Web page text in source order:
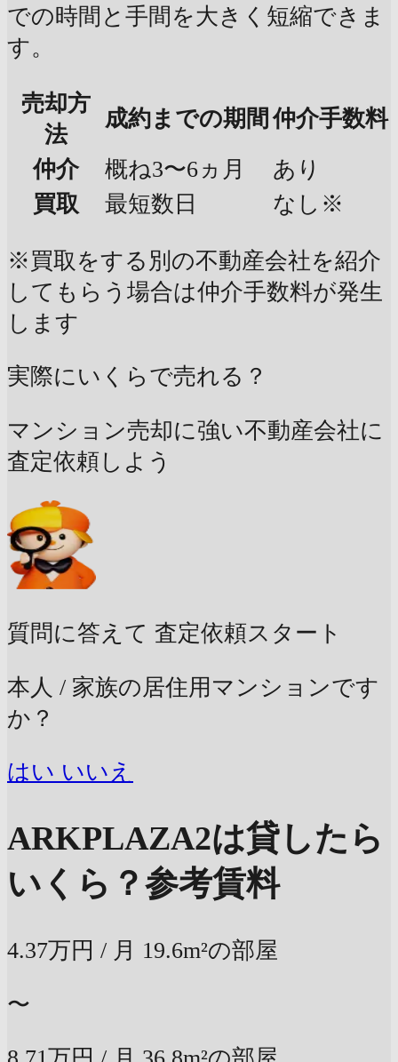
での時間と手間を大きく短縮できま
す。
売却方
法
成約までの期間 仲介手数料
仲介
概ね3〜6ヵ月
あり
買取
最短数日 なし※
※買取をする別の不動産会社を紹介
してもらう場合は仲介手数料が発生
します
実際にいくらで売れる？
マンション売却に強い不動産会社に
査定依頼しよう
質問に答えて 査定依頼スタート
本人 / 家族の居住用マンションです
か？
はい いいえ
ARKPLAZA2は貸したら
いくら？参考賃料
4.37万円 / 月 19.6m²の部屋
〜